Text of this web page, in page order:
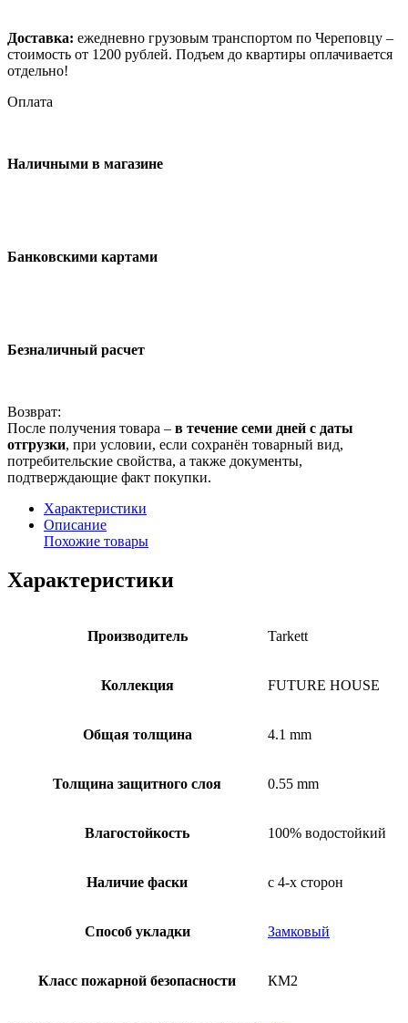
Доставка: ежедневно грузовым транспортом по Череповцу –
стоимость от 1200 рублей. Подъем до квартиры оплачивается
отдельно!
Оплата
Наличными в магазине
Банковскими картами
Безналичный расчет
Возврат:
После получения товара – в течение семи дней с даты
отгрузки, при условии, если сохранён товарный вид,
потребительские свойства, а также документы,
подтверждающие факт покупки.
Характеристики
Описание
Похожие товары
Характеристики
Производитель Tarkett
Коллекция FUTURE HOUSE
Общая толщина 4.1 mm
Толщина защитного слоя 0.55 mm
Влагостойкость 100% водостойкий
Наличие фаски с 4-х сторон
Способ укладки Замковый
Класс пожарной безопасности КМ2